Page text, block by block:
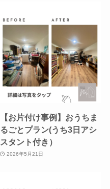
【お片付け事例】おうちま
るごとプラン(うち3日アシ
スタント付き）
2026年5月21日